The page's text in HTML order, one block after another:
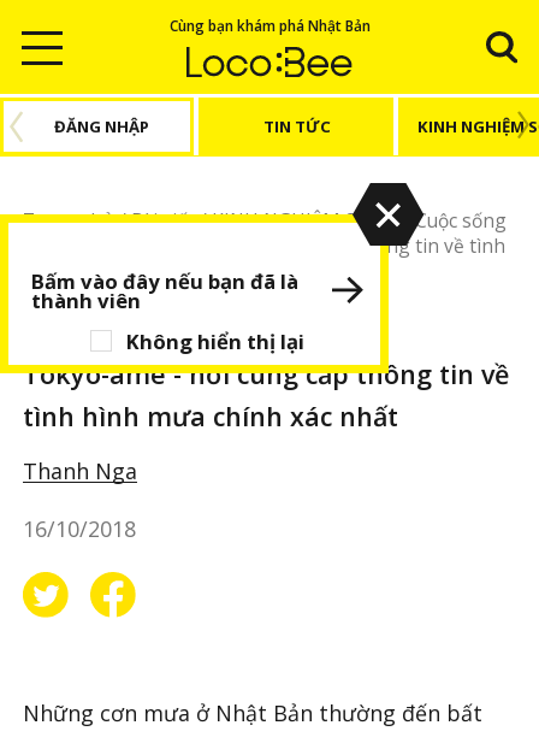
Cùng bạn khám phá Nhật Bản
ĐĂNG NHẬP TIN TỨC KINH NGHIỆM
Trang chủ/Bài viết/KINH NGHIỆM SỐNG/ Cuộc sống
Tokyo-ame - nơi cung cấp thông tin về tình
hình mưa chính xác nhất
Tokyo-ame - nơi cung cấp thông tin về
tình hình mưa chính xác nhất
Thanh Nga
16/10/2018
Những cơn mưa ở Nhật Bản thường đến bất
Không hiển thị lại
Bấm vào đây nếu bạn đã là
thành viên